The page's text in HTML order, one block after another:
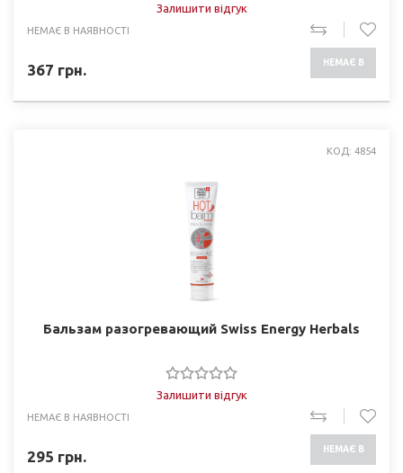
Залишити відгук
НЕМАЄ В НАЯВНОСТІ
367 грн. НЕМАЄ В
КОД: 4854
Бальзам разогревающий Swiss Energy Herbals
Залишити відгук
НЕМАЄ В НАЯВНОСТІ
295 грн. НЕМАЄ В